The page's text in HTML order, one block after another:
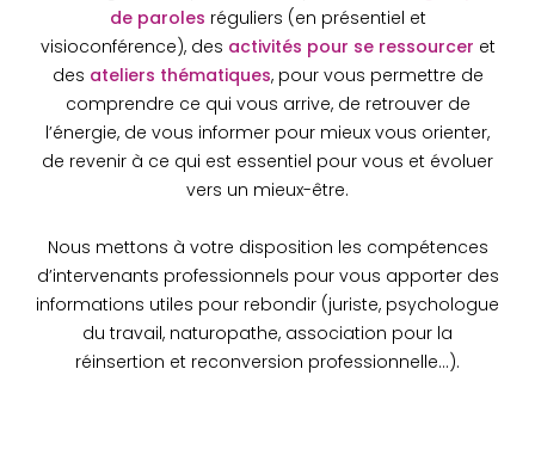
de paroles réguliers (en présentiel et
visioconférence), des activités pour se ressourcer et
des ateliers thématiques, pour vous permettre de
comprendre ce qui vous arrive, de retrouver de
l’énergie, de vous informer pour mieux vous orienter,
de revenir à ce qui est essentiel pour vous et évoluer
vers un mieux-être.
Nous mettons à votre disposition les compétences
d’intervenants professionnels pour vous apporter des
informations utiles pour rebondir (juriste, psychologue
du travail, naturopathe, association pour la
réinsertion et reconversion professionnelle…).